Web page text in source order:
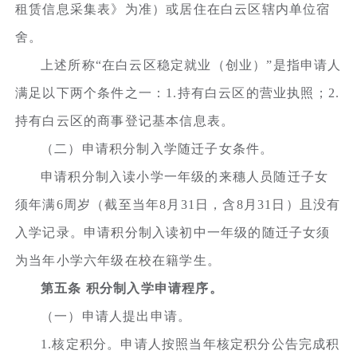
租赁信息采集表》为准）或居住在白云区辖内单位宿
舍。
上述所称“在白云区稳定就业（创业）”是指申请人
满足以下两个条件之一：1.持有白云区的营业执照；2.
持有白云区的商事登记基本信息表。
（二）申请积分制入学随迁子女条件。
申请积分制入读小学一年级的来穗人员随迁子女
须年满6周岁（截至当年8月31日，含8月31日）且没有
入学记录。申请积分制入读初中一年级的随迁子女须
为当年小学六年级在校在籍学生。
第五条 积分制入学申请程序。
（一）申请人提出申请。
1.核定积分。申请人按照当年核定积分公告完成积